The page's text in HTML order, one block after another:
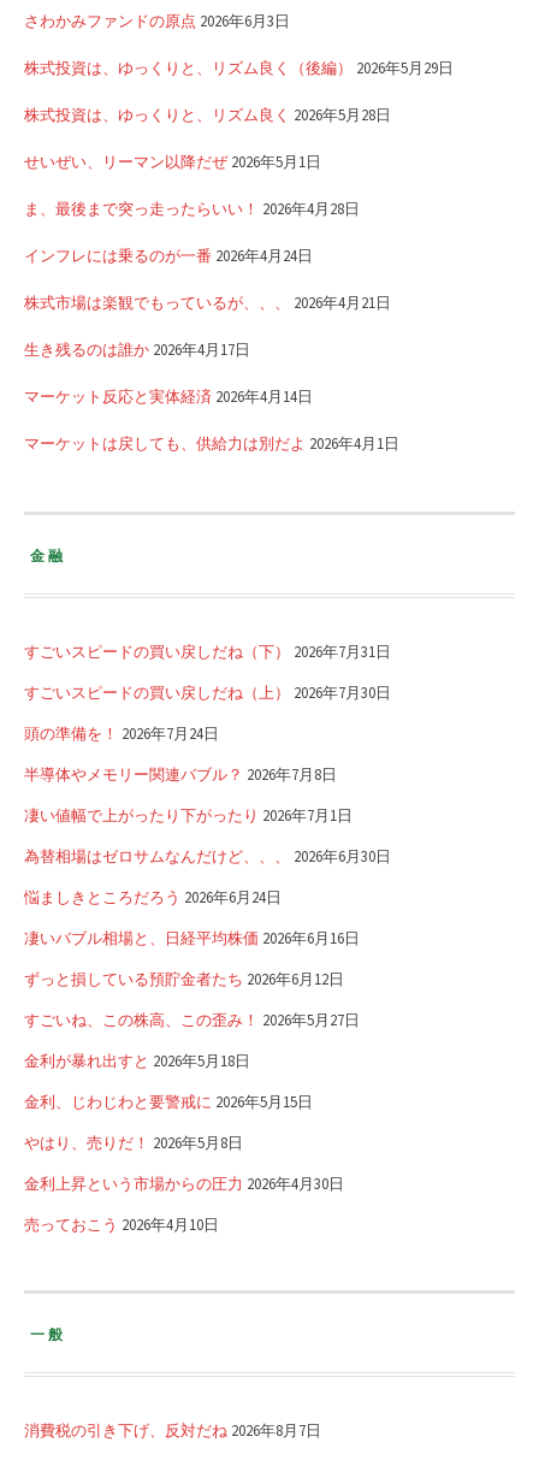
さわかみファンドの原点 2026年6月3日
株式投資は、ゆっくりと、リズム良く（後編） 2026年5月29日
株式投資は、ゆっくりと、リズム良く 2026年5月28日
せいぜい、リーマン以降だぜ2026年5月1日
ま、最後まで突っ走ったらいい！ 2026年4月28日
インフレには乗るのが一番 2026年4月24日
株式市場は楽観でもっているが、、、 2026年4月21日
生き残るのは誰か 2026年4月17日
マーケット反応と実体経済 2026年4月14日
マーケットは戻しても、供給力は別だよ 2026年4月1日
金融
すごいスピードの買い戻しだね（下） 2026年7月31日
すごいスピードの買い戻しだね（上） 2026年7月30日
頭の準備を！ 2026年7月24日
半導体やメモリー関連バブル？ 2026年7月8日
凄い値幅で上がったり下がったり 2026年7月1日
為替相場はゼロサムなんだけど、、、 2026年6月30日
悩ましきところだろう 2026年6月24日
凄いバブル相場と、日経平均株価 2026年6月16日
ずっと損している預貯金者たち 2026年6月12日
すごいね、この株高、この歪み！ 2026年5月27日
金利が暴れ出すと 2026年5月18日
金利、じわじわと要警戒に 2026年5月15日
やはり、売りだ！ 2026年5月8日
金利上昇という市場からの圧力 2026年4月30日
売っておこう 2026年4月10日
一般
消費税の引き下げ、反対だね 2026年8月7日